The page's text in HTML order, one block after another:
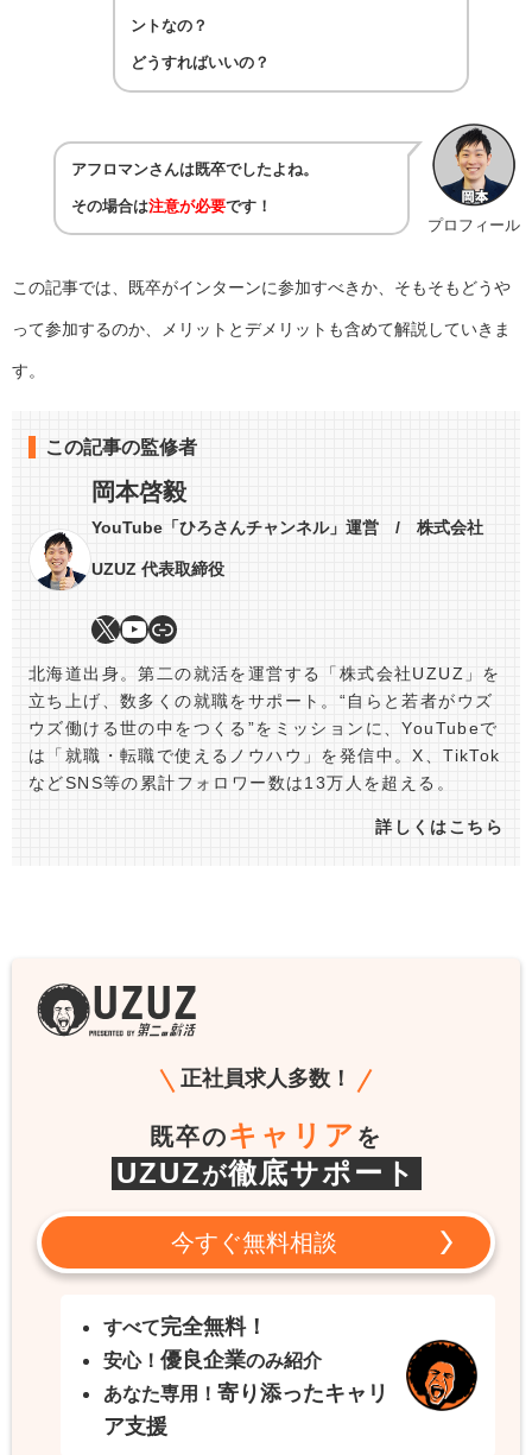
ントなの？
どうすればいいの？
プロフィール
アフロマンさんは既卒でしたよね。
その場合は注意が必要です！
この記事では、既卒がインターンに参加すべきか、そもそもどうや
って参加するのか、メリットとデメリットも含めて解説していきま
す。
この記事の監修者
岡本啓毅
YouTube「ひろさんチャンネル」運営 / 株式会社
UZUZ 代表取締役
北海道出身。第二の就活を運営する「株式会社UZUZ」を
立ち上げ、数多くの就職をサポート。“自らと若者がウズ
ウズ働ける世の中をつくる”をミッションに、YouTubeで
は「就職・転職で使えるノウハウ」を発信中。X、TikTok
などSNS等の累計フォロワー数は13万人を超える。
詳しくはこちら
正社員求人多数！
既卒のキャリア を
UZUZが徹底サポート
今すぐ無料相談
すべて完全無料！
安心！ 優良企業のみ紹介
あなた専用！ 寄り添ったキャリ
ア支援